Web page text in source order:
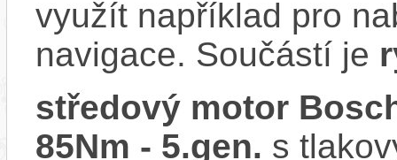
využít například pro
navigace. Součástí je
středový motor
85Nm - 5.gen. s